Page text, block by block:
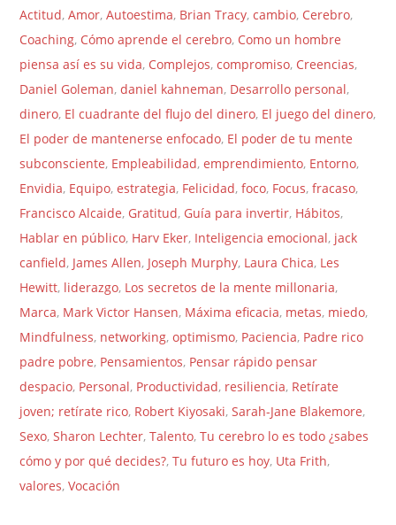
Actitud,Amor,Autoestima, Brian Tracy,cambio, Cerebro,
Coaching, Cómo aprende el cerebro, Como un hombre
piensa así es su vida, Complejos,compromiso, Creencias,
Daniel Goleman,daniel kahneman, Desarrollo personal,
dinero, El cuadrante del flujo del dinero, El juego del dinero,
El poder de mantenerse enfocado, El poder de tu mente
subconsciente, Empleabilidad,emprendimiento, Entorno,
Envidia, Equipo,estrategia, Felicidad,foco, Focus,fracaso,
Francisco Alcaide, Gratitud, Guía para invertir, Hábitos,
Hablar en público, Harv Eker, Inteligencia emocional, jack
canfield, James Allen, Joseph Murphy, Laura Chica, Les
Hewitt, liderazgo, Los secretos de la mente millonaria,
Marca, Mark Victor Hansen, Máxima eficacia, metas, miedo,
Mindfulness, networking,optimismo, Paciencia, Padre rico
padre pobre, Pensamientos, Pensar rápido pensar
despacio, Personal, Productividad, resiliencia, Retírate
joven; retírate rico, Robert Kiyosaki,Sarah-Jane Blakemore,
Sexo,Sharon Lechter,Talento,Tu cerebro lo es todo ¿sabes
cómo y por qué decides?,Tu futuro es hoy, Uta Frith,
valores,Vocación